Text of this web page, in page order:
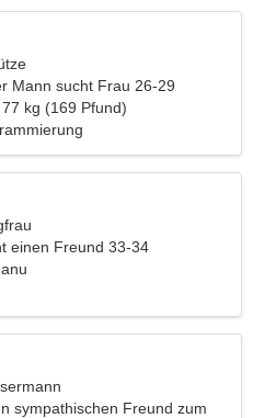
Mann sucht Frau 26-29
kg (169 Pfund)
einen Freund 33-34
sympathischen Freund zum